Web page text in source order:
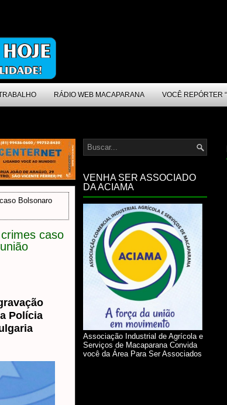
RÁDIO WEB MACAPARANA VOCÊ REPÓRTER
Bolsonaro
caso
Polícia
VENHA SER ASSOCIADO
DA ACIAMA
Associação Industrial de Agrícola e
Serviços de Macaparana Convida
você da Área Para Ser Associados